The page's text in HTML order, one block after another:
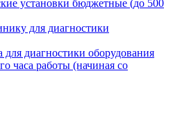
установки бюджетные (до 500
для диагностики
диагностики оборудования
часа работы (начиная со